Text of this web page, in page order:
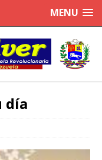
MENU
día